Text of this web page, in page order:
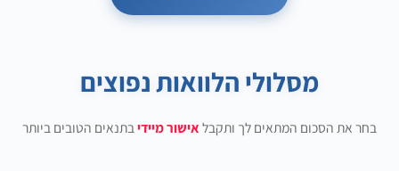
מסלולי הלוואות נפוצים
בחר את הסכום המתאים לך ותקבל אישור מיידיבתנאים הטובים ביותר